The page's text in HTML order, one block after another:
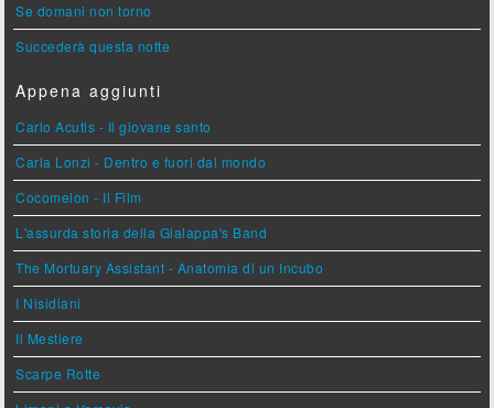
Se domani non torno
Succederà questa notte
Appena aggiunti
Carlo Acutis - Il giovane santo
Carla Lonzi - Dentro e fuori dal mondo
Cocomelon - Il Film
L'assurda storia della Gialappa's Band
The Mortuary Assistant - Anatomia di un Incubo
I Nisidiani
Il Mestiere
Scarpe Rotte